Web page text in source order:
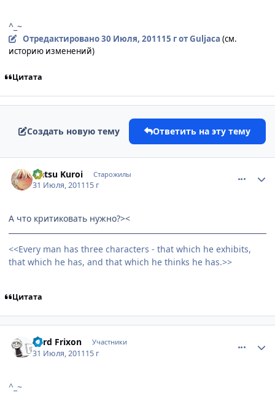
^_~
Отредактировано30 Июля, 201115 гот Guljaca (см.
историю изменений)
Цитата
Создать новую тему Ответить на эту тему
Natsu Kuroi Старожилы
31 Июля, 201115 г
А что критиковать нужно?><
<<Every man has three characters - that which he exhibits,
that which he has, and that which he thinks he has.>>
Цитата
Lord Frixon Участники
31 Июля, 201115 г
^_~